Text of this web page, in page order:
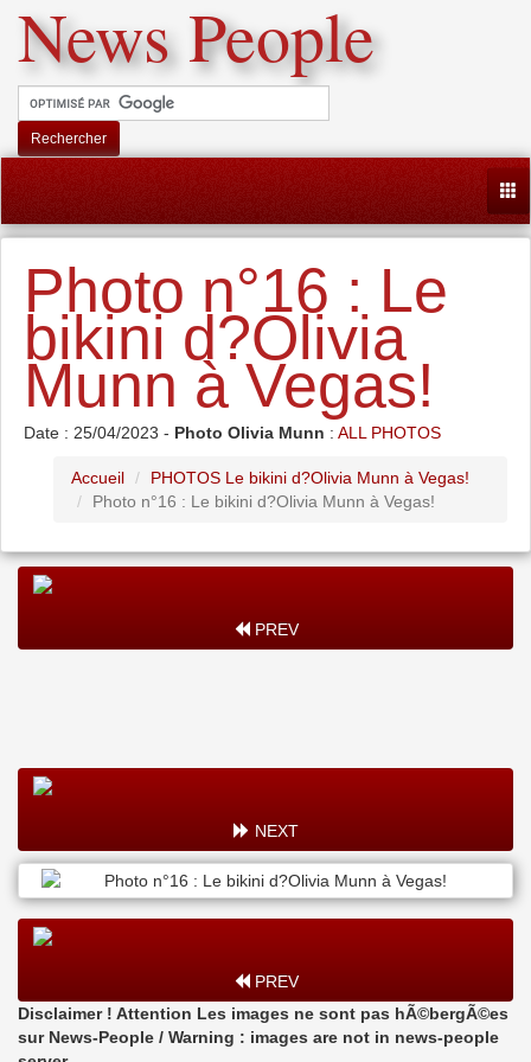
News People
Rechercher
Photo n°16 : Le
bikini d?Olivia
Munn à Vegas!
Date : 25/04/2023 - Photo Olivia Munn : ALL PHOTOS
Accueil
PHOTOS Le bikini d?Olivia Munn à Vegas!
Photo n°16 : Le bikini d?Olivia Munn à Vegas!
PREV
NEXT
PREV
Disclaimer ! Attention Les images ne sont pas hÃ©bergÃ©es
sur News-People / Warning : images are not in news-people